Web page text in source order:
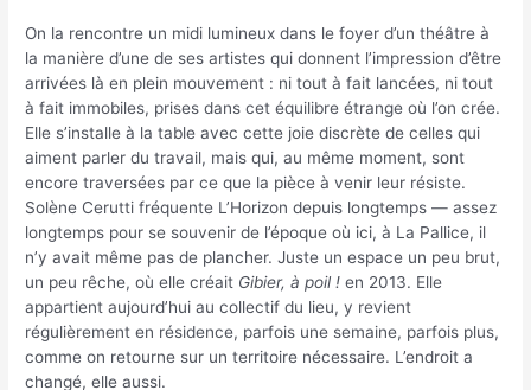
On la rencontre un midi lumineux dans le foyer d’un théâtre à
la manière d’une de ses artistes qui donnent l’impression d’être
arrivées là en plein mouvement : ni tout à fait lancées, ni tout
à fait immobiles, prises dans cet équilibre étrange où l’on crée.
Elle s’installe à la table avec cette joie discrète de celles qui
aiment parler du travail, mais qui, au même moment, sont
encore traversées par ce que la pièce à venir leur résiste.
Solène Cerutti fréquente L’Horizon depuis longtemps — assez
longtemps pour se souvenir de l’époque où ici, à La Pallice, il
n’y avait même pas de plancher. Juste un espace un peu brut,
un peu rêche, où elle créait Gibier, à poil ! en 2013. Elle
appartient aujourd’hui au collectif du lieu, y revient
régulièrement en résidence, parfois une semaine, parfois plus,
comme on retourne sur un territoire nécessaire. L’endroit a
changé, elle aussi.